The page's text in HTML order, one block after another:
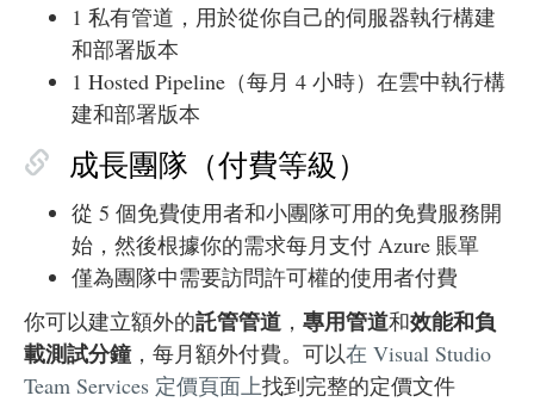
1 私有管道，用於從你自己的伺服器執行構建
和部署版本
1 Hosted Pipeline（每月 4 小時）在雲中執行構
建和部署版本
成長團隊（付費等級）
從 5 個免費使用者和小團隊可用的免費服務開
始，然後根據你的需求每月支付 Azure 賬單
僅為團隊中需要訪問許可權的使用者付費
你可以建立額外的託管管道 ， 專用管道和效能和負
載測試分鐘，每月額外付費。可以在 Visual Studio
Team Services 定價頁面上找到完整的定價文件